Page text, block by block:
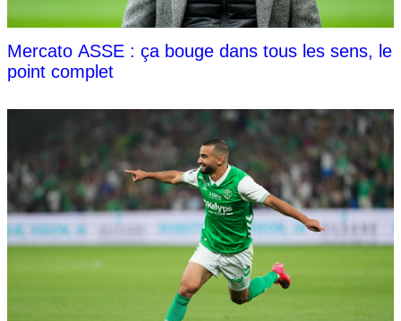
Mercato ASSE : ça bouge dans tous les sens, le
point complet